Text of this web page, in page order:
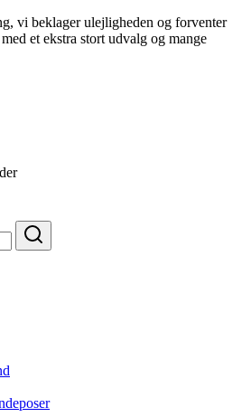
vi beklager ulejligheden og forventer
et ekstra stort udvalg og mange